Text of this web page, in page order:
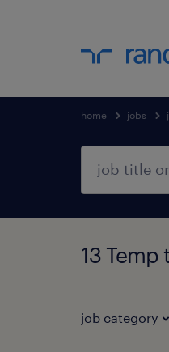
home jobs
13 Temp
job category